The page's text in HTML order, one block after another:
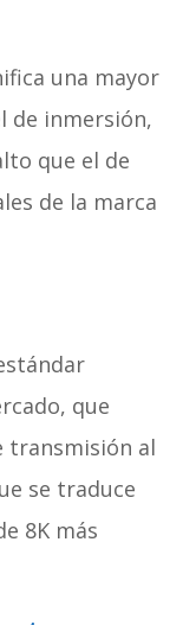
una mayor
de inmersión,
que el de
de la marca
que
transmisión al
se traduce
8K más